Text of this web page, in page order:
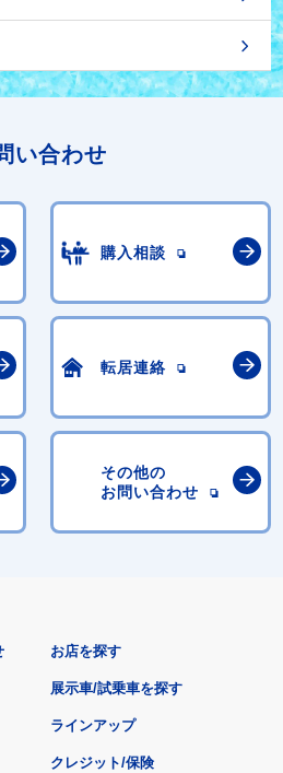
い合わせ
購入相談
転居連絡
その他の
お問い合わせ
お店を探す
展示車/試乗車を探す
ラインアップ
クレジット/保険